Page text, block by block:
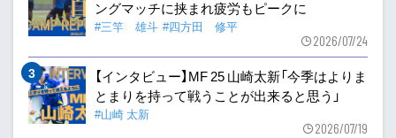
ングマッチに挟まれ疲労もピークに
#三竿 雄斗 #四方田 修平
2026/07/24
【インタビュー】MF 25 山崎太新「今季はよりま
とまりを持って戦うことが出来ると思う」
#山崎 太新
2026/07/19